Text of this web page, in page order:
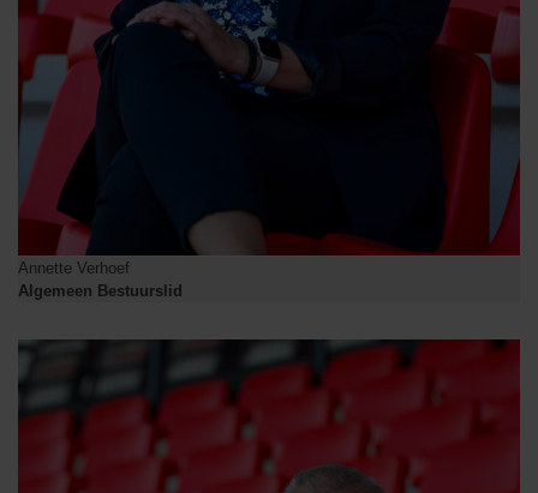
Annette Verhoef
Algemeen Bestuurslid